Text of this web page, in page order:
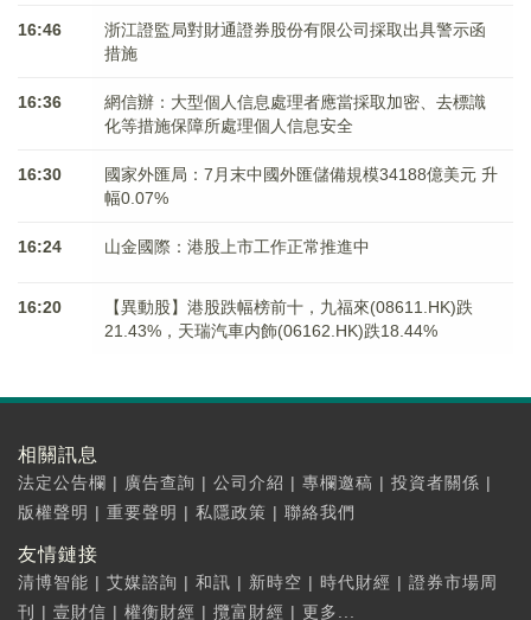
16:46
浙江證監局對財通證券股份有限公司採取出具警示函
措施
16:36
網信辦：大型個人信息處理者應當採取加密、去標識
化等措施保障所處理個人信息安全
16:30
國家外匯局：7月末中國外匯儲備規模34188億美元 升
幅0.07%
16:24 山金國際：港股上市工作正常推進中
16:20
【異動股】港股跌幅榜前十，九福來(08611.HK)跌
21.43%，天瑞汽車内飾(06162.HK)跌18.44%
相關訊息
法定公告欄 | 廣告查詢 | 公司介紹 | 專欄邀稿 | 投資者關係 |
版權聲明 | 重要聲明 | 私隱政策 | 聯絡我們
友情鏈接
清博智能 | 艾媒諮詢 | 和訊 | 新時空 | 時代財經 | 證券市場周
刊
| 壹財信 | 權衡財經 | 攬富財經 | 更多...